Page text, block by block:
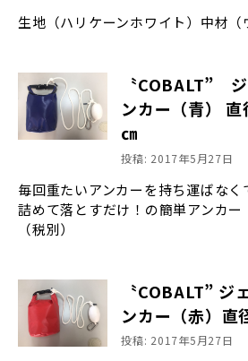
生地（ハリケーンホワイト）中材（
〝COBALT”
ンカー（青）
㎝
投稿: 2017年5月27日
毎回重たいアンカーを持ち運ばな
詰めて落とすだけ！の簡単アンカ
（税別）
〝COBALT” ジ
ンカー（赤）
投稿: 2017年5月27日